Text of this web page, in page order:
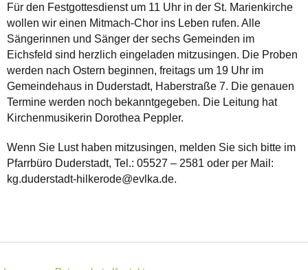
Für den Festgottesdienst um 11 Uhr in der St. Marienkirche
wollen wir einen Mitmach-Chor ins Leben rufen. Alle
Sängerinnen und Sänger der sechs Gemeinden im
Eichsfeld sind herzlich eingeladen mitzusingen. Die Proben
werden nach Ostern beginnen, freitags um 19 Uhr im
Gemeindehaus in Duderstadt, Haberstraße 7. Die genauen
Termine werden noch bekanntgegeben. Die Leitung hat
Kirchenmusikerin Dorothea Peppler.
Wenn Sie Lust haben mitzusingen, melden Sie sich bitte im
Pfarrbüro Duderstadt, Tel.: 05527 – 2581 oder per Mail:
kg.duderstadt-hilkerode@evlka.de.